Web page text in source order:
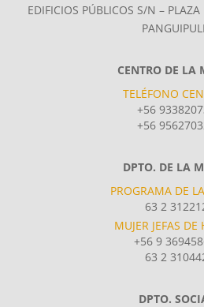
EDIFICIOS PÚBLICOS S/N –
CENTRO DE LA
TELÉFONO
+56
+56
DPTO. DE LA
PROGRAMA DE
63 2
MUJER JEFAS DE
+56 9
63 2
DPTO.